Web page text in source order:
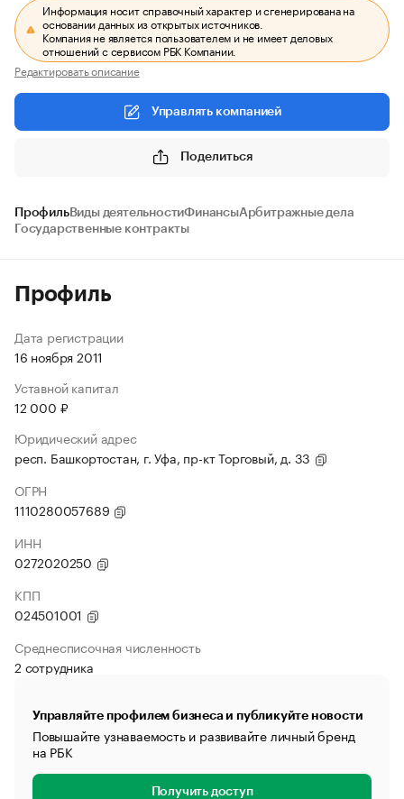
Информация носит справочный характер и сгенерирована на
основании данных из открытых источников.
Компания не является пользователем и не имеет деловых
отношений с сервисом РБК Компании.
Редактировать описание
Управлять компанией
Поделиться
ПрофильВиды деятельностиФинансыАрбитражные дела
Государственные контракты
Профиль
Дата регистрации
16 ноября 2011
Уставной капитал
12 000 ₽
Юридический адрес
респ. Башкортостан, г. Уфа, пр-кт Торговый, д. 33
ОГРН
1110280057689
ИНН
0272020250
КПП
024501001
Среднесписочная численность
2 сотрудника
Управляйте профилем бизнеса и публикуйте новости
Повышайте узнаваемость и развивайте личный бренд
на РБК
Получить доступ